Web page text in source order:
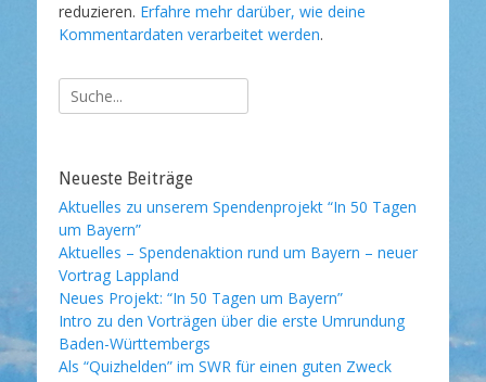
reduzieren. Erfahre mehr darüber, wie deine
Kommentardaten verarbeitet werden.
Suche
nach:
Neueste Beiträge
Aktuelles zu unserem Spendenprojekt “In 50 Tagen
um Bayern”
Aktuelles – Spendenaktion rund um Bayern – neuer
Vortrag Lappland
Neues Projekt: “In 50 Tagen um Bayern”
Intro zu den Vorträgen über die erste Umrundung
Baden-Württembergs
Als “Quizhelden” im SWR für einen guten Zweck